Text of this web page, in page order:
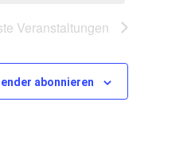
Veranstaltungen
abonnieren